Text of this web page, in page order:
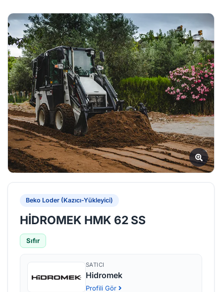
Beko Loder (Kazıcı-Yükleyici)
HİDROMEK HMK 62 SS
Sıfır
SATICI
Hidromek
Profili Gör